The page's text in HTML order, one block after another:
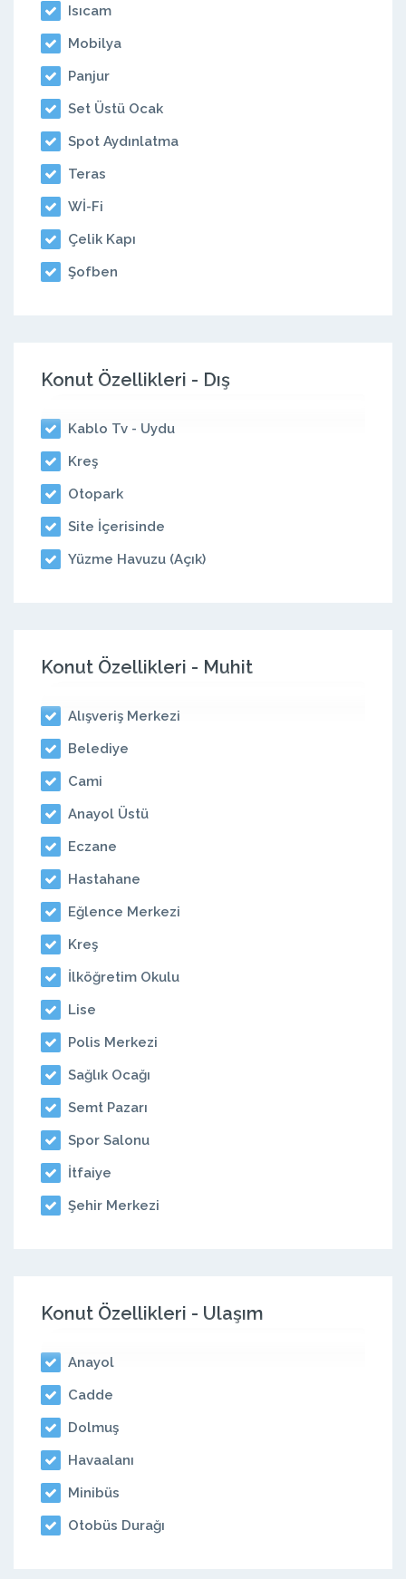
Isıcam
Mobilya
Panjur
Set Üstü Ocak
Spot Aydınlatma
Teras
Wİ-Fi
Çelik Kapı
Şofben
Konut Özellikleri - Dış
Kablo Tv - Uydu
Kreş
Otopark
Site İçerisinde
Yüzme Havuzu (Açık)
Konut Özellikleri - Muhit
Alışveriş Merkezi
Belediye
Cami
Anayol Üstü
Eczane
Hastahane
Eğlence Merkezi
Kreş
İlköğretim Okulu
Lise
Polis Merkezi
Sağlık Ocağı
Semt Pazarı
Spor Salonu
İtfaiye
Şehir Merkezi
Konut Özellikleri - Ulaşım
Anayol
Cadde
Dolmuş
Havaalanı
Minibüs
Otobüs Durağı